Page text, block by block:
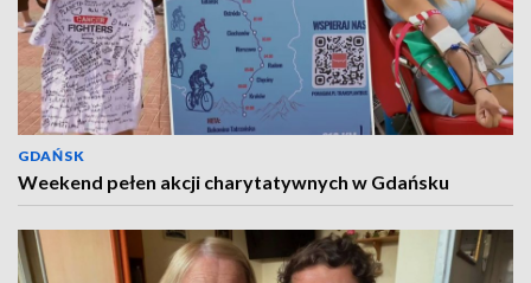
GDAŃSK
Weekend pełen akcji charytatywnych w Gdańsku